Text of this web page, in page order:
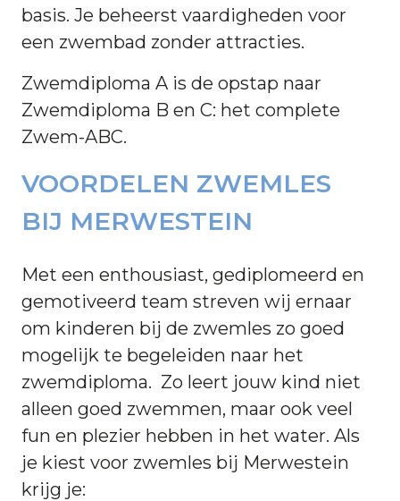
basis. Je beheerst vaardigheden voor
een zwembad zonder attracties.
Zwemdiploma A is de opstap naar
Zwemdiploma B en C: het complete
Zwem-ABC.
VOORDELEN ZWEMLES
BIJ MERWESTEIN
Met een enthousiast, gediplomeerd en
gemotiveerd team streven wij ernaar
om kinderen bij de zwemles zo goed
mogelijk te begeleiden naar het
zwemdiploma. Zo leert jouw kind niet
alleen goed zwemmen, maar ook veel
fun en plezier hebben in het water. Als
je kiest voor zwemles bij Merwestein
krijg je: